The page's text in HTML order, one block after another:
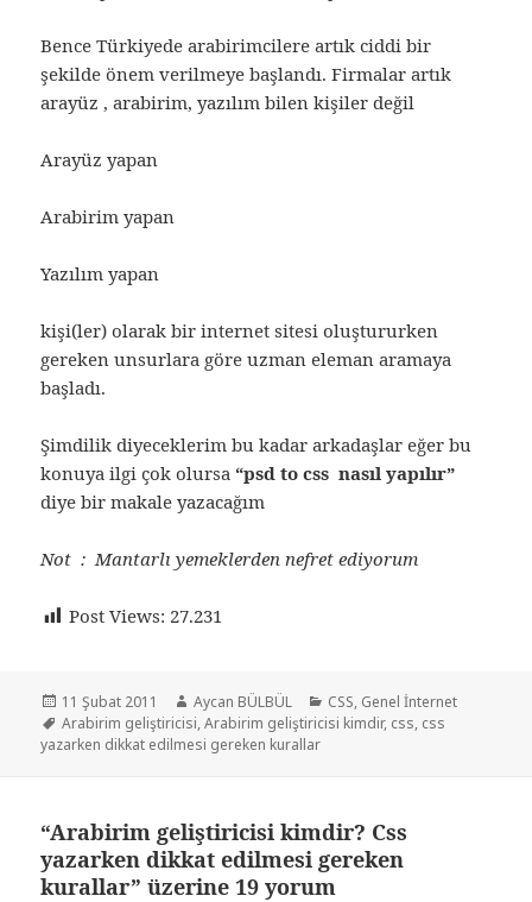
Bence Türkiyede arabirimcilere artık ciddi bir
şekilde önem verilmeye başlandı. Firmalar artık
arayüz , arabirim, yazılım bilen kişiler değil
Arayüz yapan
Arabirim yapan
Yazılım yapan
kişi(ler) olarak bir internet sitesi oluştururken
gereken unsurlara göre uzman eleman aramaya
başladı.
Şimdilik diyeceklerim bu kadar arkadaşlar eğer bu
konuya ilgi çok olursa“psd to css nasıl yapılır”
diye bir makale yazacağım
Not : Mantarlı yemeklerden nefret ediyorum
Post Views: 27.231
Yayın
tarihi
11 Şubat 2011 Yazar
Aycan BÜLBÜL Kategoriler
CSS, Genel İnternet
Etiketler
Arabirim geliştiricisi,Arabirim geliştiricisi kimdir, css, css
yazarken dikkat edilmesi gereken kurallar
“Arabirim geliştiricisi kimdir? Css
yazarken dikkat edilmesi gereken
kurallar” üzerine 19 yorum